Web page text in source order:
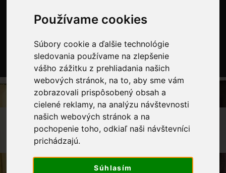
Používame cookies
Súbory cookie a ďalšie technológie
sledovania používame na zlepšenie
vášho zážitku z prehliadania našich
webových stránok, na to, aby sme vám
zobrazovali prispôsobený obsah a
cielené reklamy, na analýzu návštevnosti
našich webových stránok a na
pochopenie toho, odkiaľ naši návštevníci
prichádzajú.
Súhlasím
0
OBCHOD LÁTKY METRÁŽ
TRIČKOVINA 3D POTLAČ RUŽE NA
FIALOVOM PODKLADE